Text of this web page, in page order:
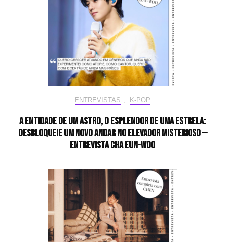
ENTREVISTAS K-POP
A entidade de um astro, o esplendor de uma estrela:
desbloqueie um novo andar no elevador misterioso —
Entrevista CHA EUN-WOO